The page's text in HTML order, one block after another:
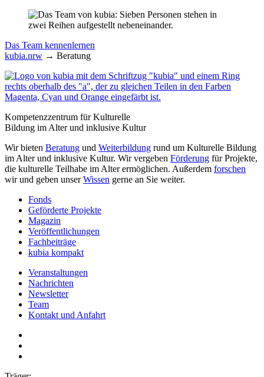
Das Team kennenlernen
kubia.nrw → Beratung
Kompetenzzentrum für Kulturelle
Bildung im Alter und inklusive Kultur
Wir bieten Beratung und Weiterbildung rund um Kulturelle Bildung
im Alter und inklusive Kultur. Wir vergeben Förderung für Projekte,
die kulturelle Teilhabe im Alter ermöglichen. Außerdem forschen
wir und geben unserWissen gerne an Sie weiter.
Fonds
Geförderte Projekte
Magazin
Veröffentlichungen
Fachbeiträge
kubia kompakt
Veranstaltungen
Nachrichten
Newsletter
Team
Kontakt und Anfahrt